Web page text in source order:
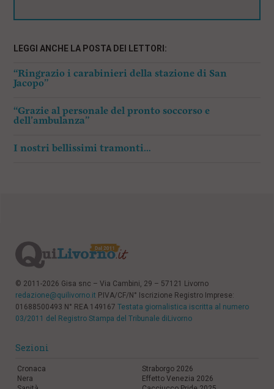
LEGGI ANCHE LA POSTA DEI LETTORI:
“Ringrazio i carabinieri della stazione di San
Jacopo”
“Grazie al personale del pronto soccorso e
dell’ambulanza”
I nostri bellissimi tramonti…
© 2011-2026 Gisa snc – Via Cambini, 29 – 57121 Livorno
redazione@quilivorno.it P.IVA/CF/N° Iscrizione Registro Imprese:
01688500493 N° REA 149167 Testata giornalistica iscritta al numero
03/2011 del Registro Stampa del Tribunale diLivorno
Sezioni
Cronaca
Nera
Straborgo 2026
Effetto Venezia 2026